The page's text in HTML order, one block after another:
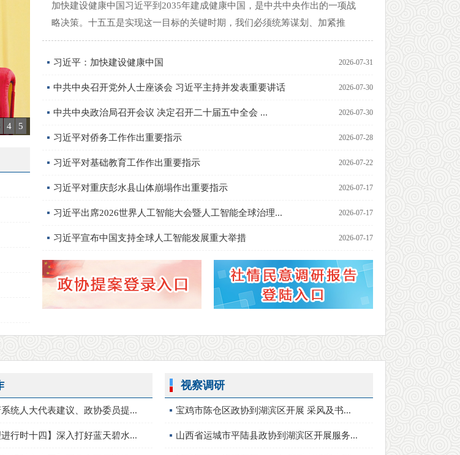
4 5
加快建设健康中国习近平到2035年建成健康中国，是中共中央作出的一项战
略决策。十五五是实现这一目标的关键时期，我们必须统筹谋划、加紧推
2026-07-31
习近平：加快建设健康中国
2026-07-30
中共中央召开党外人士座谈会 习近平主持并发表重要讲话
2026-07-30
中共中央政治局召开会议 决定召开二十届五中全会 ...
2026-07-28
习近平对侨务工作作出重要指示
2026-07-22
习近平对基础教育工作作出重要指示
2026-07-17
习近平对重庆彭水县山体崩塌作出重要指示
2026-07-17
习近平出席2026世界人工智能大会暨人工智能全球治理...
2026-07-17
习近平宣布中国支持全球人工智能发展重大举措
统人大代表建议、政协委员提...
进行时十四】深入打好蓝天碧水...
视察调研
宝鸡市陈仓区政协到湖滨区开展 采风及书...
山西省运城市平陆县政协到湖滨区开展服务...